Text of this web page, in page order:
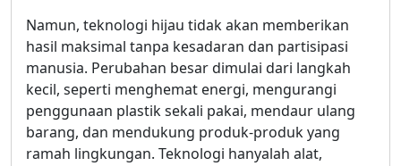
Namun, teknologi hijau tidak akan memberikan
hasil maksimal tanpa kesadaran dan partisipasi
manusia. Perubahan besar dimulai dari langkah
kecil, seperti menghemat energi, mengurangi
penggunaan plastik sekali pakai, mendaur ulang
barang, dan mendukung produk-produk yang
ramah lingkungan. Teknologi hanyalah alat,